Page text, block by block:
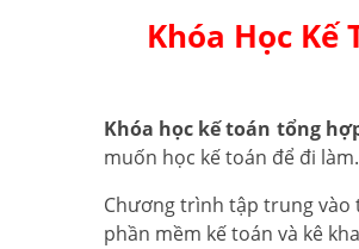
Khóa Học Kế
Khóa học kế toán tổng
muốn học kế toán để đi
Chương trình tập trung vào
phần mềm kế toán và kê